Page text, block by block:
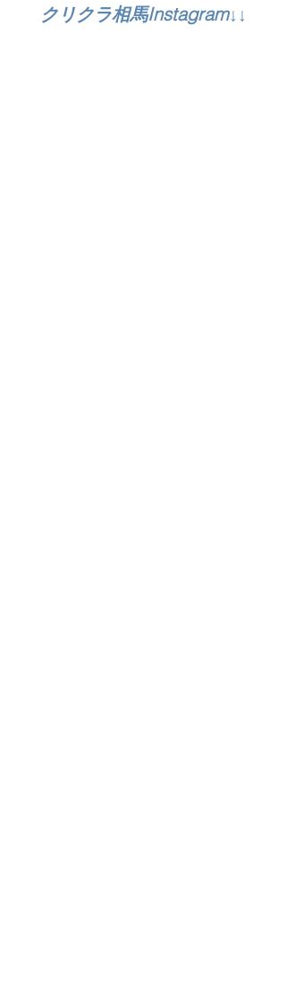
クリクラ相馬Instagram↓↓